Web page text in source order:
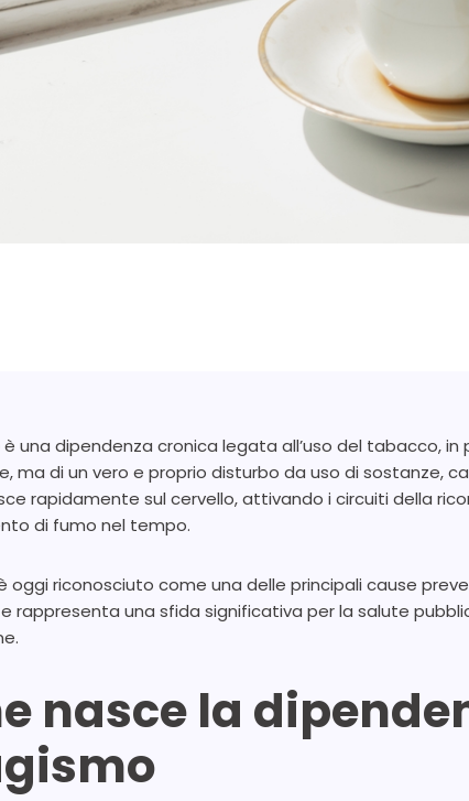
è una dipendenza cronica legata all’uso del tabacco,
ma di un vero e proprio disturbo da uso di
rapidamente sul cervello, attivando i circuiti della
di fumo nel tempo.
oggi riconosciuto come una delle principali cause
rappresenta una sfida significativa per la salute
nasce la